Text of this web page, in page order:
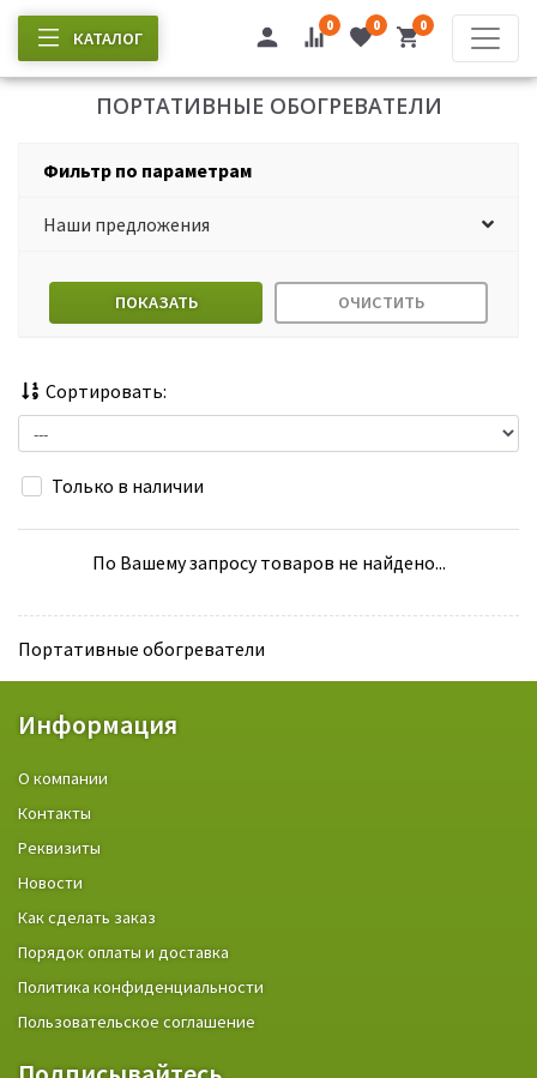
КАТАЛОГ
0 0 0
ПОРТАТИВНЫЕ ОБОГРЕВАТЕЛИ
Фильтр по параметрам
Наши предложения
ПОКАЗАТЬ ОЧИСТИТЬ
Сортировать:
Только в наличии
По Вашему запросу товаров не найдено...
Портативные обогреватели
Информация
О компании
Контакты
Реквизиты
Новости
Как сделать заказ
Порядок оплаты и доставка
Политика конфиденциальности
Пользовательское соглашение